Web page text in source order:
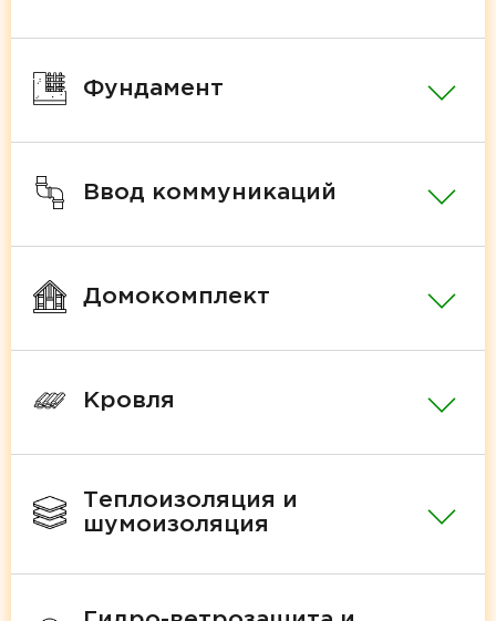
Фундамент
Ввод коммуникаций
Домокомплект
Кровля
Теплоизоляция и
шумоизоляция